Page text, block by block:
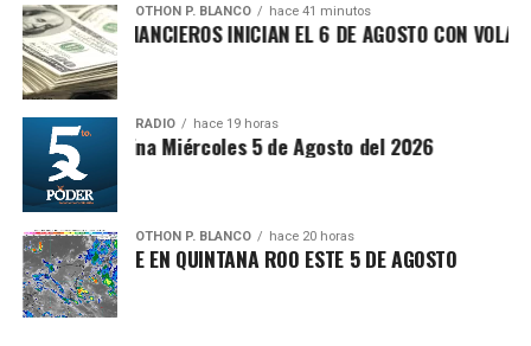
Recibe las noticias al instante
importantes de Quintana Roo directamente
en tu teléfono.
Posteriormente, en la Supermanzana 215, frente a los
fraccionamientos Los Santos y La Guadalupana, se llevó a
cabo la limpieza y clausura de un basurero clandestino con
apoyo deSIRESOL Cancún
OTHON P. BLANCO hace 41 minutos
FINANCIEROS INICIAN EL 6 DE AGOSTO CON
RADIO hace 19 horas
Síntesis Matutina Miércoles 5 de Agosto del 2026
OTHON P. BLANCO hace 20 horas
SOFOCANTE EN QUINTANA ROO ESTE 5 DE AGOSTO